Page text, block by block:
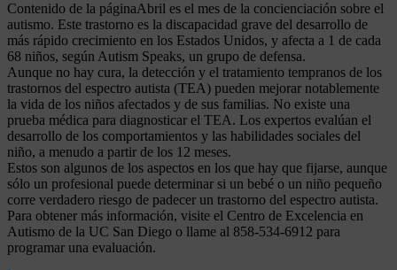
Contenido de la páginaAbril es el mes de la concienciación sobre el
autismo. Este trastorno es la discapacidad grave del desarrollo de
más rápido crecimiento en los Estados Unidos, y afecta a 1 de cada
68 niños, según Autism Speaks, un grupo de defensa.
Aunque no hay cura, la detección y el tratamiento tempranos de los
trastornos del espectro autista (TEA) pueden mejorar notablemente
la vida de los niños afectados y de sus familias. No existe una
prueba médica para diagnosticar el TEA. Los expertos evalúan el
desarrollo de los comportamientos y las habilidades sociales del
niño, a menudo a partir de los 12 meses.
Estos son algunos de los aspectos en los que hay que fijarse, aunque
sólo un profesional puede determinar si un bebé o un niño pequeño
corre verdadero riesgo de padecer un trastorno del espectro autista.
Para obtener más información, visite el Centro de Excelencia en
Autismo de la UC San Diego o llame al 858-534-6912 para
programar una evaluación.